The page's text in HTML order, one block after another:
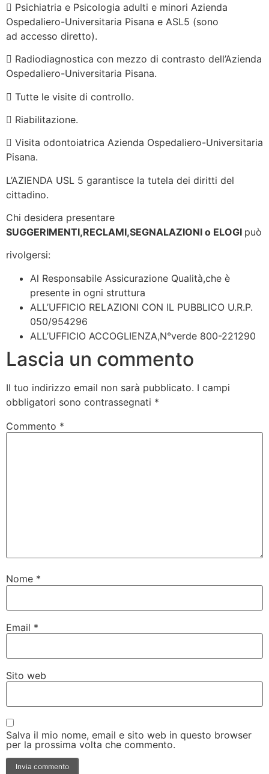
 Psichiatria e Psicologia adulti e minori Azienda
Ospedaliero-Universitaria Pisana e ASL5 (sono
ad accesso diretto).
 Radiodiagnostica con mezzo di contrasto dell’Azienda
Ospedaliero-Universitaria Pisana.
 Tutte le visite di controllo.
 Riabilitazione.
 Visita odontoiatrica Azienda Ospedaliero-Universitaria
Pisana.
L’AZIENDA USL 5 garantisce la tutela dei diritti del
cittadino.
Chi desidera presentare
SUGGERIMENTI,RECLAMI,SEGNALAZIONI o ELOGI può
rivolgersi:
Al Responsabile Assicurazione Qualità,che è
presente in ogni struttura
ALL’UFFICIO RELAZIONI CON IL PUBBLICO U.R.P.
050/954296
ALL’UFFICIO ACCOGLIENZA,N°verde 800-221290
Lascia un commento
Il tuo indirizzo email non sarà pubblicato. I campi
obbligatori sono contrassegnati *
Commento *
Nome *
Email *
Sito web
Salva il mio nome, email e sito web in questo browser
per la prossima volta che commento.